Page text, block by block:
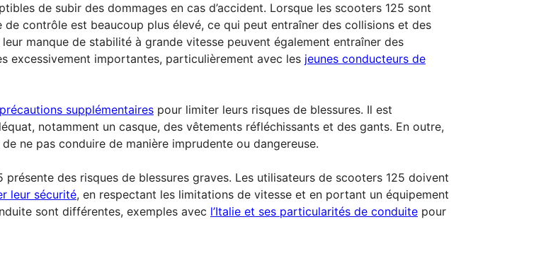
de subir des dommages en cas d’accident. Lorsque les scooters 125 sont
contrôle est beaucoup plus élevé, ce qui peut entraîner des collisions et des
manque de stabilité à grande vitesse peuvent également entraîner des
excessivement importantes, particulièrement avec les jeunes conducteurs de
supplémentaires pour limiter leurs risques de blessures. Il est
notamment un casque, des vêtements réfléchissants et des gants. En outre,
ne pas conduire de manière imprudente ou dangereuse.
des risques de blessures graves. Les utilisateurs de scooters 125 doivent
leur sécurité, en respectant les limitations de vitesse et en portant un équipement
sont différentes, exemples avec l’Italie et ses particularités de conduite pour